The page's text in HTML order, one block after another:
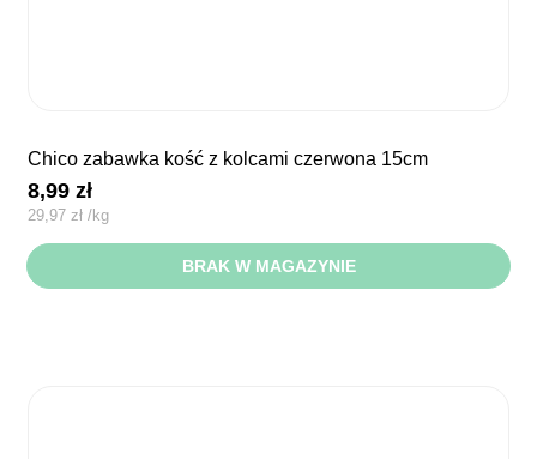
chico zabawka kość z kolcami czerwona 15cm
8,99zł
29,97 zł /kg
BRAK W MAGAZYNIE